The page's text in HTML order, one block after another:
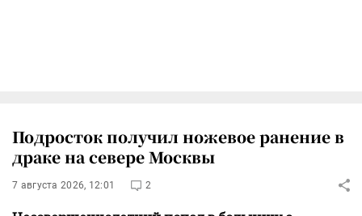
Подросток получил ножевое ранение в
драке на севере Москвы
7 августа 2026, 12:01 2